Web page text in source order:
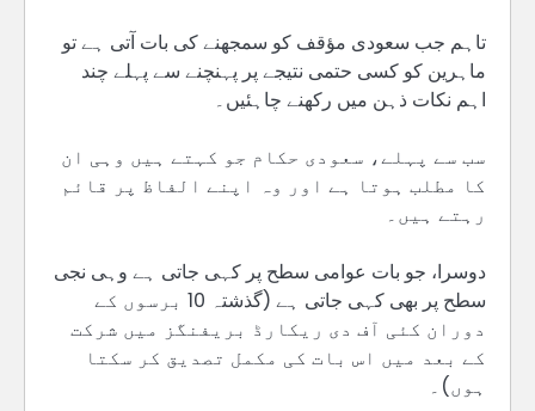
تاہم جب سعودی مؤقف کو سمجھنے کی بات آتی ہے تو
ماہرین کو کسی حتمی نتیجے پر پہنچنے سے پہلے چند
اہم نکات ذہن میں رکھنے چاہئیں۔
سب سے پہلے، سعودی حکام جو کہتے ہیں وہی ان
کا مطلب ہوتا ہے اور وہ اپنے الفاظ پر قائم
رہتے ہیں۔
دوسرا، جو بات عوامی سطح پر کہی جاتی ہے وہی نجی
سطح پر بھی کہی جاتی ہے (گذشتہ 10 برسوں کے
دوران کئی آف دی ریکارڈ بریفنگز میں شرکت
کے بعد میں اس بات کی مکمل تصدیق کر سکتا
ہوں)۔